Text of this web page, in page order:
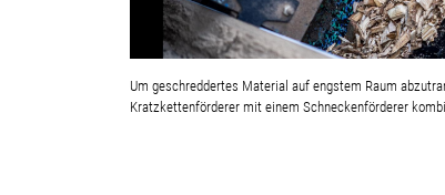
Um geschreddertes Material auf engstem Raum
Kratzkettenförderer mit einem Schneckenförderer